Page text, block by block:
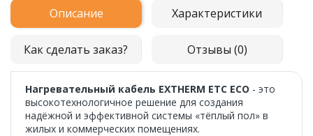
Описание Характеристики
Как сделать заказ? Отзывы (0)
Нагревательный кабель EXTHERM ETC ECO - это
высокотехнологичное решение для создания
надёжной и эффективной системы «тёплый пол» в
жилых и коммерческих помещениях.